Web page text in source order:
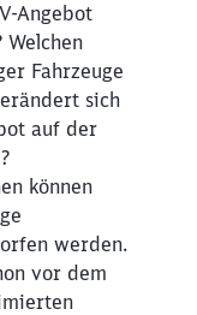
Angebot
Welchen
Fahrzeuge
sich
auf der
können
werden.
vor dem